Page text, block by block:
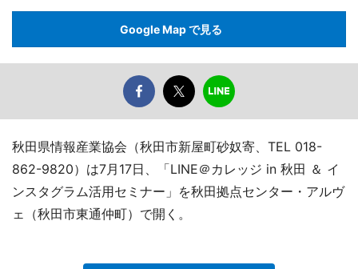
Google Map で見る
秋田県情報産業協会（秋田市新屋町砂奴寄、TEL 018-
862-9820）は7月17日、「LINE＠カレッジ in 秋田 ＆ イ
ンスタグラム活用セミナー」を秋田拠点センター・アルヴ
ェ（秋田市東通仲町）で開く。